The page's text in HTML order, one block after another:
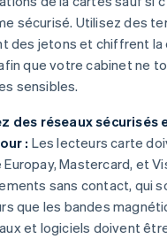
sécurisé. Utilisez des
des jetons et chiffrent la
que votre cabinet ne
sensibles.
des réseaux sécurisés
: Les lecteurs carte
Mastercard, et
sans contact, qui
que les bandes
et logiciels doivent